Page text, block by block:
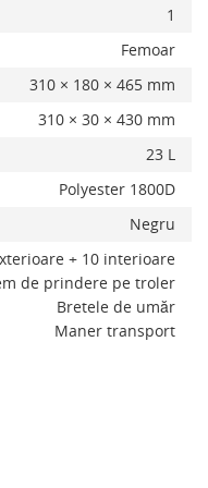
1
Femoar
310 × 180 × 465 mm
310 × 30 × 430 mm
23 L
Polyester 1800D
Negru
+ 10 interioare
de prindere pe troler
Bretele de umăr
Maner transport